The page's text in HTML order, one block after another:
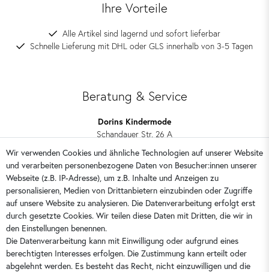
Ihre Vorteile
Alle Artikel sind lagernd und sofort lieferbar
Schnelle Lieferung mit DHL oder GLS innerhalb von 3-5 Tagen
Beratung & Service
Dorins Kindermode
Schandauer Str. 26 A
01309 Dresden
0351 28708090
kontakt@dorins-kindermode.de
Sie erreichen uns: Montag - Freitag 9 - 16 Uhr
Wir verwenden Cookies und ähnliche Technologien auf unserer Website
und verarbeiten personenbezogene Daten von Besucher:innen unserer
Webseite (z.B. IP-Adresse), um z.B. Inhalte und Anzeigen zu
personalisieren, Medien von Drittanbietern einzubinden oder Zugriffe
auf unsere Website zu analysieren. Die Datenverarbeitung erfolgt erst
durch gesetzte Cookies. Wir teilen diese Daten mit Dritten, die wir in
den Einstellungen benennen.
Die Datenverarbeitung kann mit Einwilligung oder aufgrund eines
berechtigten Interesses erfolgen. Die Zustimmung kann erteilt oder
abgelehnt werden. Es besteht das Recht, nicht einzuwilligen und die